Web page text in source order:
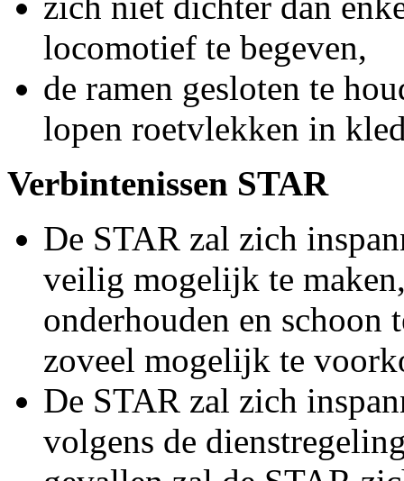
locomotief te begeven,
de ramen gesloten te
lopen roetvlekken in
Verbintenissen STAR
De STAR zal zich
veilig mogelijk te
onderhouden en schoon
zoveel mogelijk te
De STAR zal zich
volgens de